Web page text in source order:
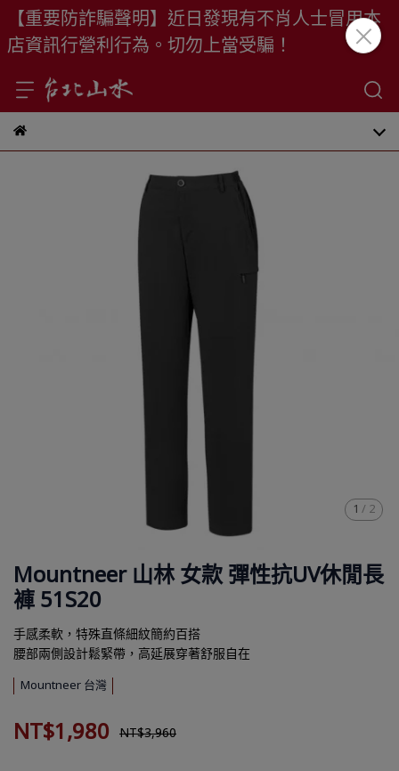
【重要防詐騙聲明】近日發現有不肖人士冒用本
店資訊行營利行為。切勿上當受騙！
1 / 2
Mountneer 山林 女款 彈性抗UV休閒長
褲 51S20
手感柔軟，特殊直條細紋簡約百搭
腰部兩側設計鬆緊帶，高延展穿著舒服自在
Mountneer 台灣
NT$1,980 NT$3,960